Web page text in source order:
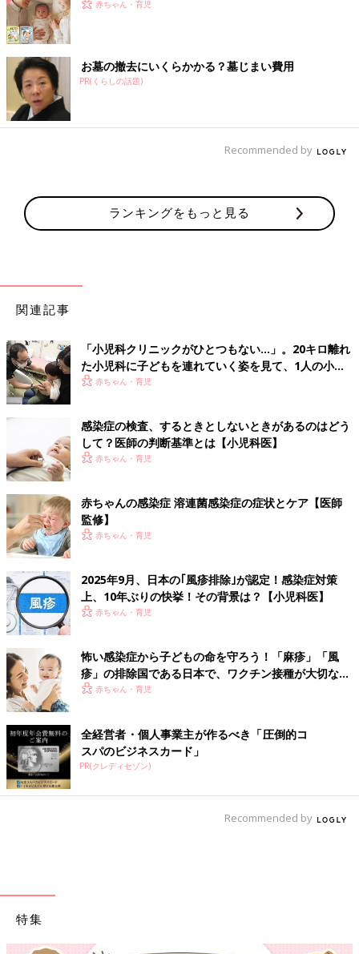
赤ちゃん・育児
お墓の撤去にいくらかかる？墓じまい費用
PR(くらしの話題)
Recommended by
ランキングをもっと見る
関連記事
「小児科クリニックがひとつもない…」。20キロ離れ
た小児科に子どもを連れていく姿を見て、1人の小児
科医の決意
赤ちゃん・育児
感染症の検査、するときとしないときがあるのはどう
して？医師の判断基準とは【小児科医】
赤ちゃん・育児
赤ちゃんの感染症 溶連菌感染症の症状とケア【医師
監修】
赤ちゃん・育児
2025年9月、日本の｢風疹排除｣が認定！感染症対策
上、10年ぶりの快挙！その背景は？【小児科医】
赤ちゃん・育児
怖い感染症から子どもの命を守ろう！「麻疹」「風
疹」の排除国である日本で、ワクチン接種が大切な理
由とは？【小児科医】
赤ちゃん・育児
全経営者・個人事業主が作るべき「圧倒的コ
スパのビジネスカード」
PR(クレディセゾン)
Recommended by
特集